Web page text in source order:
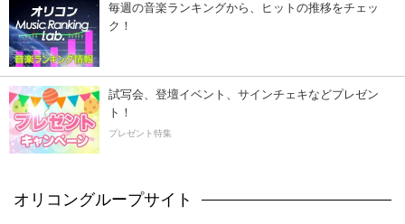
毎週の音楽ランキングから、ヒットの推移をチェッ
ク！
試写会、登壇イベント、サインチェキなどプレゼン
ト！
プレゼント特集
オリコングループサイト